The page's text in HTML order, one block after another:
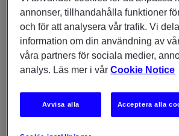
teknologierna som ska användas
systemet. Du kommer att överväga
prestanda, skalbarhet, säkerhet och
användarvänlighet för att skapa en
effektiv lösning.
utvecklingsprocessen kan olika
annonser, tillhandahålla funktioner
och för att analysera vår trafik. Vi
information om din användning av
våra partners för sociala medier,
analys. Läs mer i vårCookie Notice
Avvisa alla Acceptera alla